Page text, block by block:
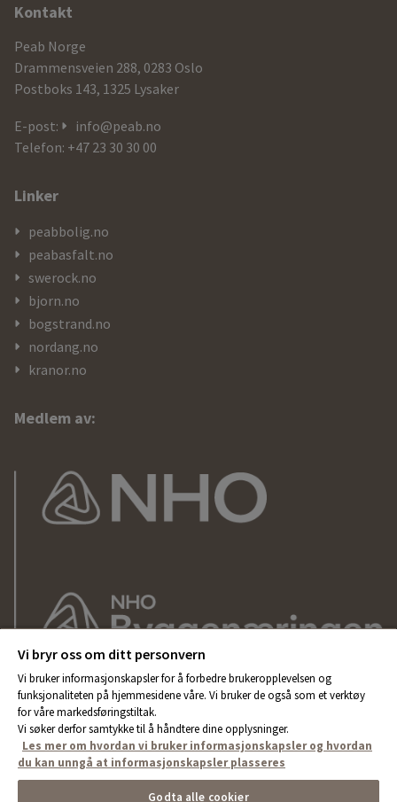
Ytterligere
informasjon
og
kontaktdetaljer
Kontakt
Peab Norge
Drammensveien 288, 0283 Oslo
Postboks 143, 1325 Lysaker
E-post:
info@peab.no
Telefon: +47 23 30 30 00
Linker
peabbolig.no
peabasfalt.no
swerock.no
bjorn.no
bogstrand.no
nordang.no
kranor.no
Medlem av:
Vi bryr oss om ditt personvern
Vi bruker informasjonskapsler for å forbedre brukeropplevelsen og
funksjonaliteten på hjemmesidene våre. Vi bruker de også som et verktøy
for våre markedsføringstiltak.
Vi søker derfor samtykke til å håndtere dine opplysninger.
Les mer om hvordan vi bruker informasjonskapsler og hvordan
du kan unngå at informasjonskapsler plasseres
Godta alle cookier